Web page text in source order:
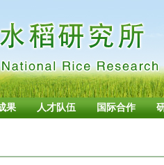
果 人才队伍 国际合作